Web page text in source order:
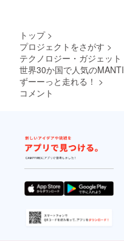
トップ >
プロジェクトをさがす >
テクノロジー・ガジェット
世界30か国で人気の
ずーーっと走れる！ >
コメント